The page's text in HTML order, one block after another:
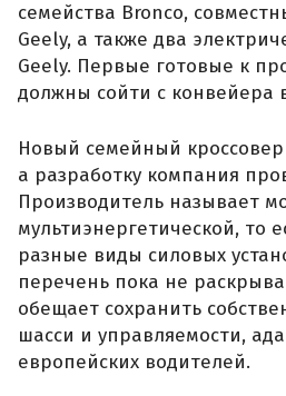
семейства Bronco,
Geely, а также два
Geely. Первые готовые к
должны сойти с конвейера
Новый семейный кроссовер
а разработку компания
Производитель называет
мультиэнергетической, то
разные виды силовых
перечень пока не
обещает сохранить
шасси и управляемости,
европейских водителей.